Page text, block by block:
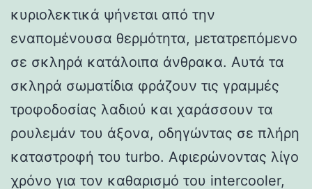
κυριολεκτικά ψήνεται από την
εναπομένουσα θερμότητα, μετατρεπόμενο
σε σκληρά κατάλοιπα άνθρακα. Αυτά τα
σκληρά σωματίδια φράζουν τις γραμμές
τροφοδοσίας λαδιού και χαράσσουν τα
ρουλεμάν του άξονα, οδηγώντας σε πλήρη
καταστροφή του turbo. Αφιερώνοντας λίγο
χρόνο για τον καθαρισμό του intercooler,